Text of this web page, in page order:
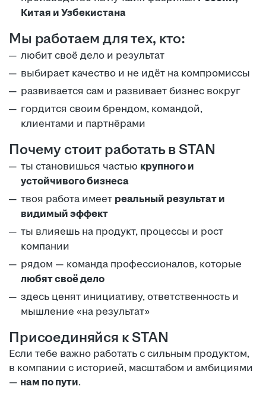
Китая и Узбекистана
Мы работаем для тех, кто:
любит своё дело и результат
выбирает качество и не идёт на компромиссы
развивается сам и развивает бизнес вокруг
гордится своим брендом, командой,
клиентами и партнёрами
Почему стоит работать в STAN
ты становишься частью крупного и
устойчивого бизнеса
твоя работа имеет реальный результат и
видимый эффект
ты влияешь на продукт, процессы и рост
компании
рядом — команда профессионалов, которые
любят своё дело
здесь ценят инициативу, ответственность и
мышление «на результат»
Присоединяйся к STAN
Если тебе важно работать с сильным продуктом,
в компании с историей, масштабом и амбициями
— нам по пути.